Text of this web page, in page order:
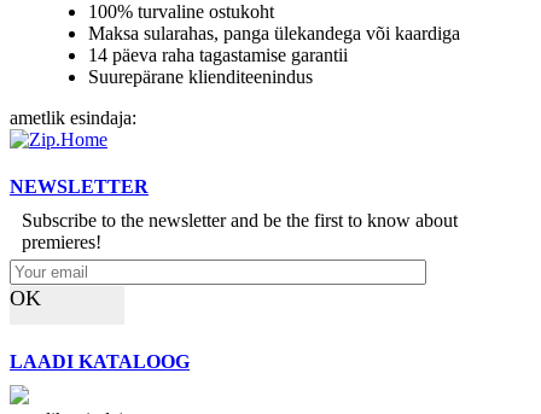
100% turvaline ostukoht
Maksa sularahas, panga ülekandega või kaardiga
14 päeva raha tagastamise garantii
Suurepärane klienditeenindus
ametlik esindaja:
NEWSLETTER
Subscribe to the newsletter and be the first to know about
premieres!
OK
LAADI KATALOOG